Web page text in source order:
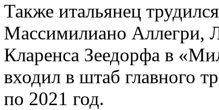
Также итальянец
Массимилиано Аллегри,
Кларенса Зеедорфа в
входил в штаб главного
по 2021 год.